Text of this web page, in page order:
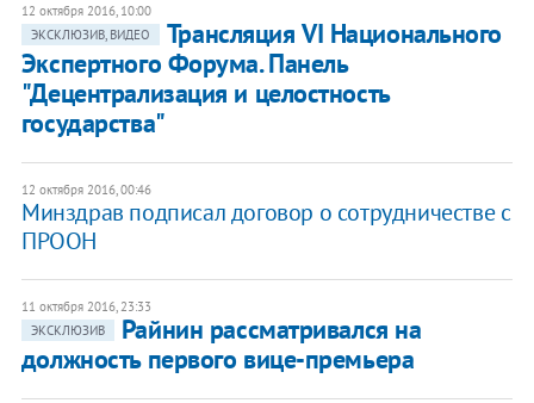
12 октября 2016, 10:00
ЭКСКЛЮЗИВ, ВИДЕО
Трансляция VI Национального
Экспертного Форума. Панель
"Децентрализация и целостность
государства"
12 октября 2016, 00:46
Минздрав подписал договор о сотрудничестве с
ПРООН
11 октября 2016, 23:33
ЭКСКЛЮЗИВ
Райнин рассматривался на
должность первого вице-премьера